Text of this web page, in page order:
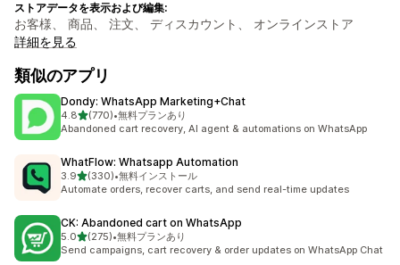
ストアデータを表示および編集:
お客様、 商品、 注文、 ディスカウント、 オンラインストア
詳細を見る
類似のアプリ
Dondy: WhatsApp Marketing+Chat
4.85つ星中
(770)
合計レビュー数：770件
•無料プランあり
Abandoned cart recovery, AI agent & automations on WhatsApp
WhatFlow: Whatsapp Automation
3.95つ星中
(330)
合計レビュー数：330件
•無料インストール
Automate orders, recover carts, and send real-time updates
CK: Abandoned cart on WhatsApp
5.05つ星中
(275)
合計レビュー数：275件
•無料プランあり
Send campaigns, cart recovery & order updates on WhatsApp Chat